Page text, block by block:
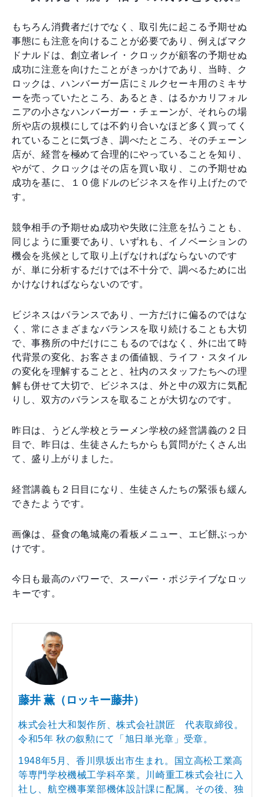
もちろん消費者だけでなく、取引先に起こる予期せぬ
事態にも注意を向けることが必要であり、例えばマク
ドナルドは、創立者レイ・クロックが顧客の予期せぬ
成功に注意を向けたことがきっかけであり、当時、ク
ロックは、ハンバーガー店にミルクセーキ用のミキサ
ーを売っていたところ、あるとき、はるかカリフォル
ニアの小さなハンバーガー・チェーンが、それらの場
所や店の規模にしては不釣り合いなほど多く買ってく
れていることに気づき、調べたところ、そのチェーン
店が、経営を極めて合理的にやっていることを知り、
やがて、クロックはその店を買い取り、この予期せぬ
成功を基に、１０億ドルのビジネスを作り上げたので
す。
競争相手の予期せぬ成功や失敗に注意を払うことも、
同じように重要であり、いずれも、イノベーションの
機会を兆候として取り上げなければならないのです
が、単に分析するだけでは不十分で、調べるために出
かけなければならないのです。
ビジネスはバランスであり、一方だけに偏るのではな
く、常にさまざまなバランスを取り続けることも大切
で、事務所の中だけにこもるのではなく、外に出て時
代背景の変化、お客さまの価値観、ライフ・スタイル
の変化を理解することと、社内のスタッフたちへの理
解も併せて大切で、ビジネスは、外と中の双方に気配
りし、双方のバランスを取ることが大切なのです。
昨日は、うどん学校とラーメン学校の経営講義の２日
目で、昨日は、生徒さんたちからも質問がたくさん出
て、盛り上がりました。
経営講義も２日目になり、生徒さんたちの緊張も緩ん
できたようです。
画像は、昼食の亀城庵の看板メニュー、エビ餅ぶっか
けです。
今日も最高のパワーで、スーパー・ポジテイブなロッ
キーです。
藤井 薫（ロッキー藤井）
株式会社大和製作所、株式会社讃匠 代表取締役。
令和5年 秋の叙勲にて「旭日単光章」受章。
1948年5月、香川県坂出市生まれ。国立高松工業高
等専門学校機械工学科卒業。川崎重工株式会社に入
社し、航空機事業部機体設計課に配属。その後、独